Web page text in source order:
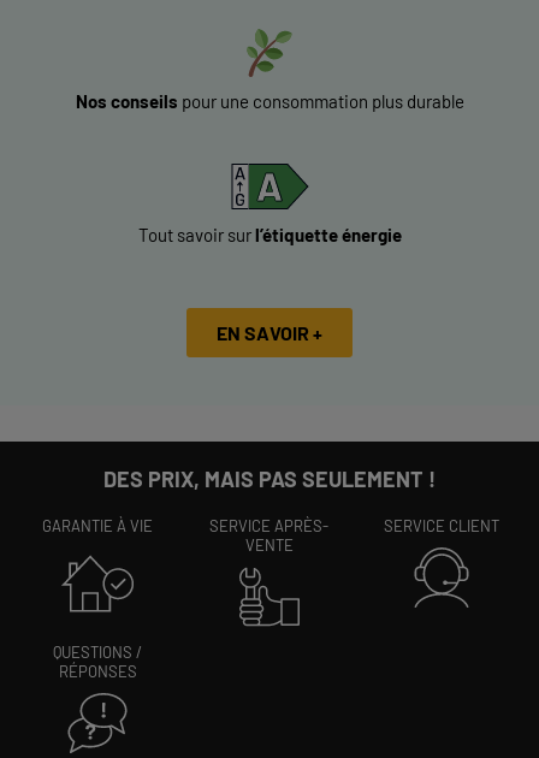
Nos conseils pour une consommation plus durable
Tout savoir surl’étiquette énergie
EN SAVOIR +
DES PRIX, MAIS PAS SEULEMENT !
GARANTIE À VIE
SERVICE APRÈS-
VENTE
SERVICE CLIENT
QUESTIONS /
RÉPONSES